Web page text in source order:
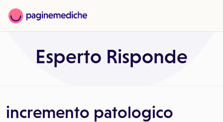
Esperto Risponde
incremento patologico